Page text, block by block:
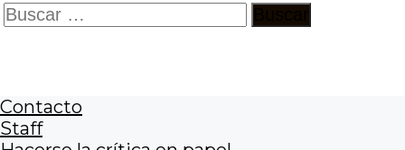
Buscar:
Contacto
Staff